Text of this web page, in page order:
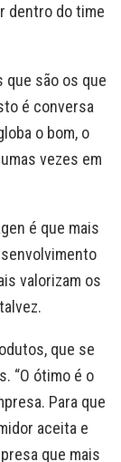
dentro do time
que são os que
é conversa
o bom, o
vezes em
é que mais
valorizam os
que se
“O ótimo é o
Para que
aceita e
que mais